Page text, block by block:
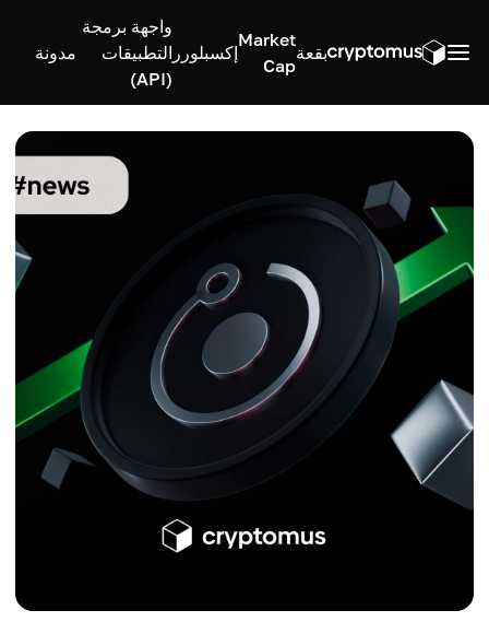
بقعة
Market
Cap
إكسبلورر
واجهة برمجة
التطبيقات
(API)
مدونة